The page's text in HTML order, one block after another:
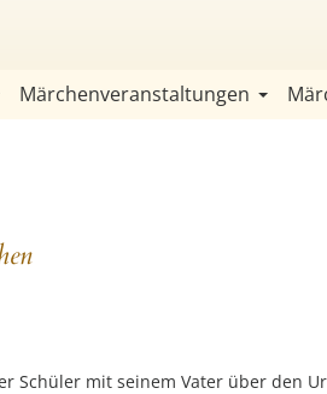
Märchenveranstaltungen
Schüler mit seinem Vater über den